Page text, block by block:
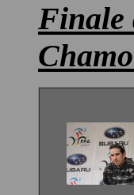
Finale